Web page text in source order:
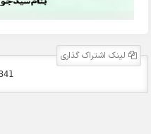
لینک اشتراک گذاری